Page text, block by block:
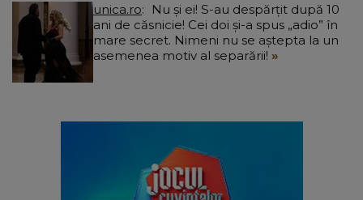
unica.ro
ani de căsnicie! Cei doi și-a spus „adio” în
mare secret. Nimeni nu se aștepta la un
asemenea motiv al separării!